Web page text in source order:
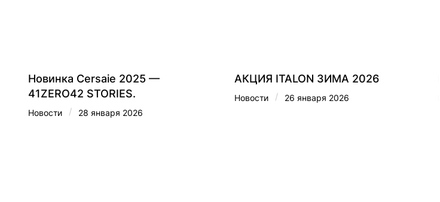
Новинка Cersaie 2025 —
41ZERO42 STORIES.
Новости / 28 января 2026
АКЦИЯ ITALON ЗИМА 2026
Новости / 26 января 2026